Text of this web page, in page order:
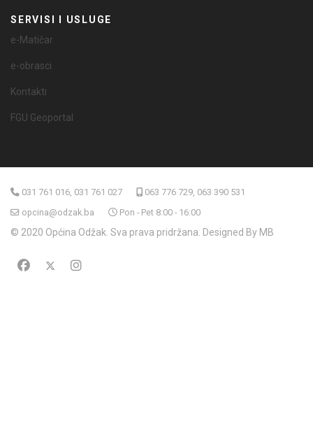
SERVISI I USLUGE
e-Matičar
e-obrasci
Kontakti
FGU Geoportal
031 761 016, 031 761 027
063 776 729, 063 390 531
opcina@odzak.ba
Pon - Pet 8:00 - 16:00
© 2020 Općina Odžak. Sva prava pridržana. Designed By MB